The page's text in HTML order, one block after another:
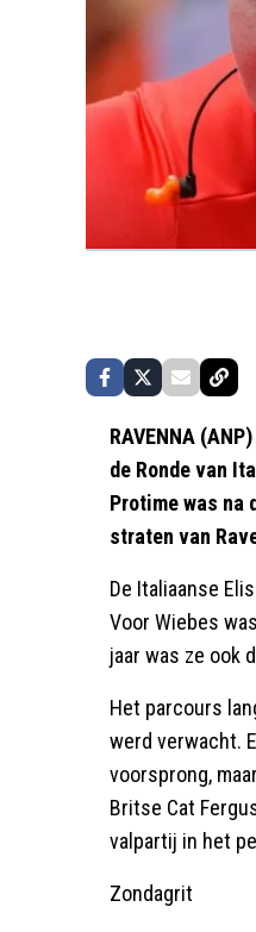
RAVENNA
de Ronde van
Protime was na
straten van
De Italiaanse
Voor Wiebes
jaar was ze ook
Het parcours
werd verwacht.
voorsprong,
Britse Cat
valpartij in het
Zondagrit